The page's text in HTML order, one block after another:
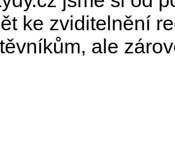
ke zviditelnění
ale